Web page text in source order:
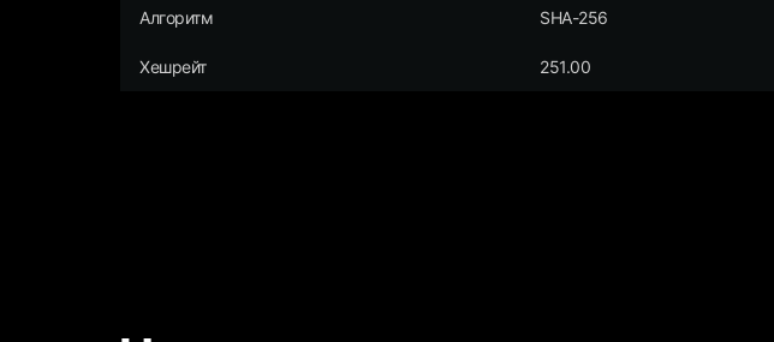
Алгоритм SHA-256
Хешрейт 251.00